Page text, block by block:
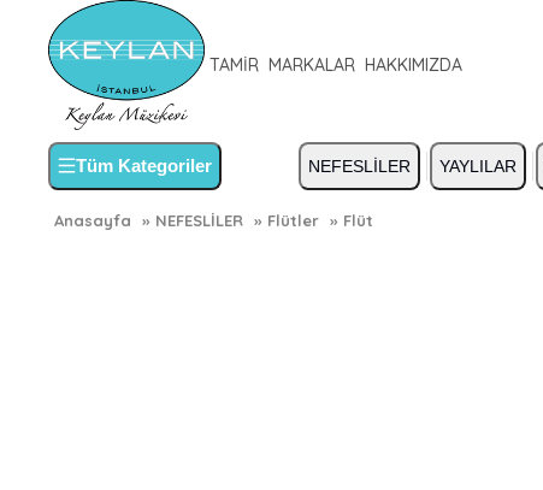
TAMİR MARKALAR HAKKIMIZDA
Tüm Kategoriler NEFESLİLER YAYLILAR
Anasayfa » NEFESLİLER » Flütler » Flüt